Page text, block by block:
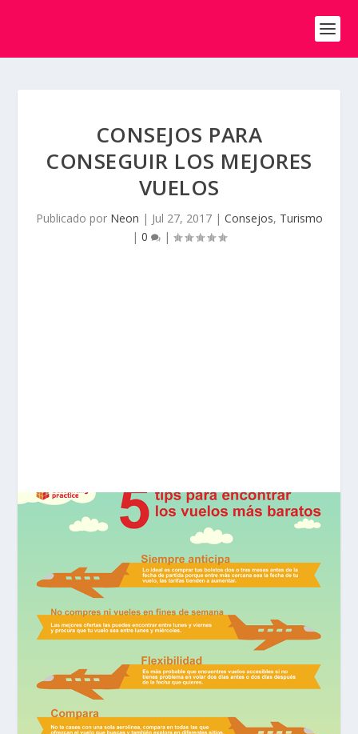
CONSEJOS PARA
CONSEGUIR LOS MEJORES
VUELOS
Publicado por Neon | Jul 27, 2017| Consejos, Turismo
| 0 |